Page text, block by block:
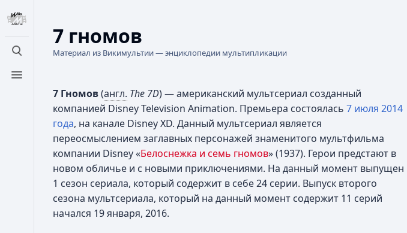
Открыть поиск
Открыть меню
7 гномов
Материал из Викимультии — энциклопедии мультипликации
7 Гномов(англ. The 7D) — американский мультсериал созданный
компанией Disney Television Animation. Премьера состоялась 7 июля 2014
года, на канале Disney XD. Данный мультсериал является
переосмыслением заглавных персонажей знаменитого мультфильма
компании Disney «Белоснежка и семь гномов» (1937). Герои предстают в
новом обличье и с новыми приключениями. На данный момент выпущен
1 сезон сериала, который содержит в себе 24 серии. Выпуск второго
сезона мультсериала, который на данный момент содержит 11 серий
начался 19 января, 2016.